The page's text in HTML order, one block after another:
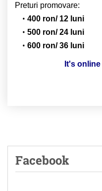
Preturi promovare:
400 ron/ 12 luni
500 ron/ 24 luni
600 ron/ 36 luni
It's
Facebook